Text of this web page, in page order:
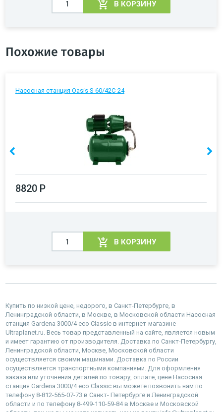
В КОРЗИНУ
Похожие товары
Насосная станция Oasis S 60/42C-24
8820 Р
В КОРЗИНУ
Купить по низкой цене, недорого, в Санкт-Петербурге, в
Ленинградской области, в Москве, в Московской области Насосная
станция Gardena 3000/4 eco Classic в интернет-магазине
Ultraplanet.ru. Весь товар представленный на сайте, является новым
и имеет гарантию от производителя. Доставка по Санкт-Петербургу,
Ленинградской области, Москве, Московской области
осуществляется своими машинами. Доставка по России
осуществляется транспортными компаниями. Для оформления
заказа или уточнения деталей по товару, оплате, цене Насосная
станция Gardena 3000/4 eco Classic вы можете позвонить нам по
телефону 8-812-565-07-73 в Санкт- Петербурге и Ленинградской
области и по телефону 8-499-110-59-84 в Москве и Московской